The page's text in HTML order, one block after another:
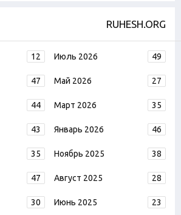
RUHESH.ORG
12 Июль 2026 49
47 Май 2026 27
44 Март 2026 35
43 Январь 2026 46
35 Ноябрь 2025 38
47 Август 2025 28
30 Июнь 2025 23